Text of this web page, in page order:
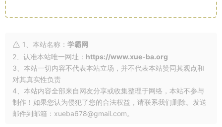
1、本站名称： 学霸网
2、认准本站唯一网址： https://www.xue-ba.org
3、本站一切内容不代表本站立场，并不代表本站赞同其观点和
对其真实性负责
4、本站内容全部来自网友分享或收集整理于网络，本站不参与
制作！如果您认为侵犯了您的合法权益，请联系我们删除。发送
邮件到邮箱：xueba678@gmail.com。